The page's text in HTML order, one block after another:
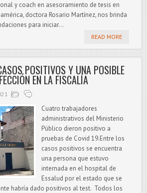
y coach en asesoramiento de tesis en
doctora Rosario Martínez, nos brinda
para iniciar...
READ MORE
POSITIVOS Y UNA POSIBLE
EN LA FISCALÍA
Cuatro trabajadores
administrativos del Ministerio
Público dieron positivo a
pruebas de Covid 19.Entre los
casos positivos se encuentra
una persona que estuvo
internada en el hospital de
Essalud por el estado que se
habría dado positivos al test. Todos los